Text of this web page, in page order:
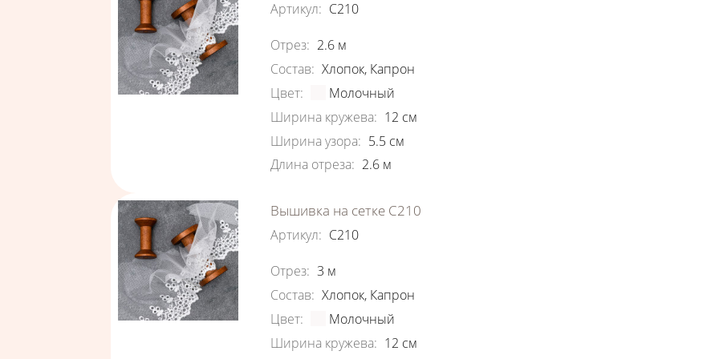
Артикул: С210
Характеристики
Отрез: 2.6 м
Состав: Хлопок, Капрон
Цвет:
Молочный
Ширина кружева: 12 см
Ширина узора: 5.5 см
Длина отреза: 2.6 м
Вышивка на сетке С210
Артикул: С210
Характеристики
Отрез: 3 м
Состав: Хлопок, Капрон
Цвет:
Молочный
Ширина кружева: 12 см